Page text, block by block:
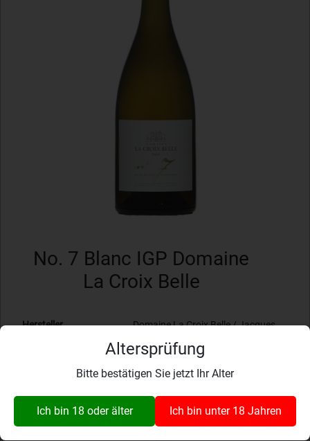
Altersprüfung
Bitte bestätigen Sie jetzt Ihr Alter
Ich bin 18 oder älter Ich bin unter 18 Jahren
No. 7 Blanc IGP Domaine
La Croix Belle
Hersteller
Domaine La Croix Belle / Jacques
2021
75 cl
Alkoholgehalt
14% vol.
Beschreibung
No. 7 Blanc IGP Domaine La Croix
Belle